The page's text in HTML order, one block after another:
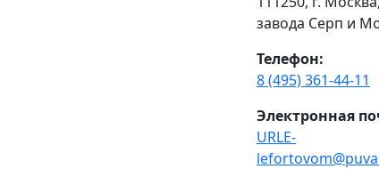
завода Серп и
Телефон:
8 (495) 361-44-11
Электронная
URLE-